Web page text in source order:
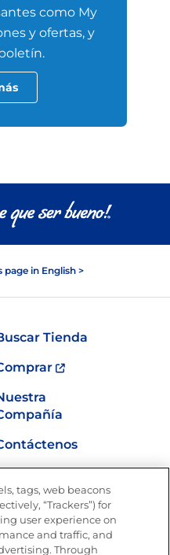
como My
y ofertas, y
page in English >
Tienda
tags, web beacons
“Trackers”) for
user experience on
and traffic, and
Through